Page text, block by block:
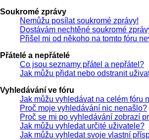
Soukromé zprávy
Nemůžu posílat soukromé zprávy!
Dostávám nechtěné soukromé
Přišel mi od někoho na tomto fóru
Přátelé a nepřátelé
Co jsou seznamy přátel a nepřátel?
Jak můžu přidat nebo odstranit
Vyhledávání ve fóru
Jak můžu vyhledávat na celém fóru
Proč moje vyhledávání nic nenašlo?
Proč se mi po vyhledávání zobrazí
Jak můžu vyhledat určité uživatele?
Jak můžu vyhledat svoje vlastní